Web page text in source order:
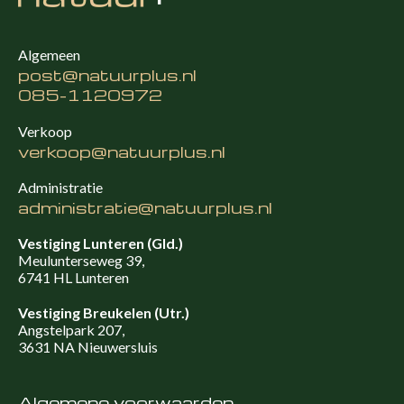
Algemeen
post@natuurplus.nl
085-1120972
Verkoop
verkoop@natuurplus.nl
Administratie
administratie@natuurplus.nl
Vestiging Lunteren (Gld.)
Meulunterseweg 39,
6741 HL Lunteren
Vestiging Breukelen (Utr.)
Angstelpark 207,
3631 NA Nieuwersluis